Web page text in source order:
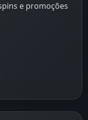
e promoções